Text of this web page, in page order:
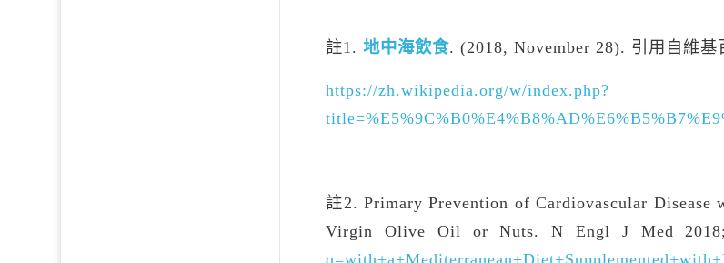
註1.地中海飲食. (2018, November 28). 引用自維
https://zh.wikipedia.org/w/index.php?
註2. Primary Prevention of Cardiovascular
Virgin Olive Oil or Nuts. N Engl J Med